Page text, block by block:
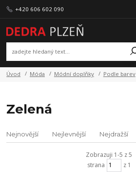
+420 606 602 090
Úvod Móda Módní doplňky Podle barev
Zelená
Nejnovější Nejlevnější Nejdražší
Zobrazuji 1-5 z 5
strana
z 1